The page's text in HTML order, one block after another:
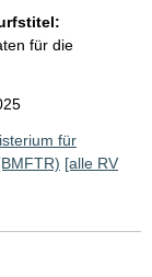
für die
für
[alle RV